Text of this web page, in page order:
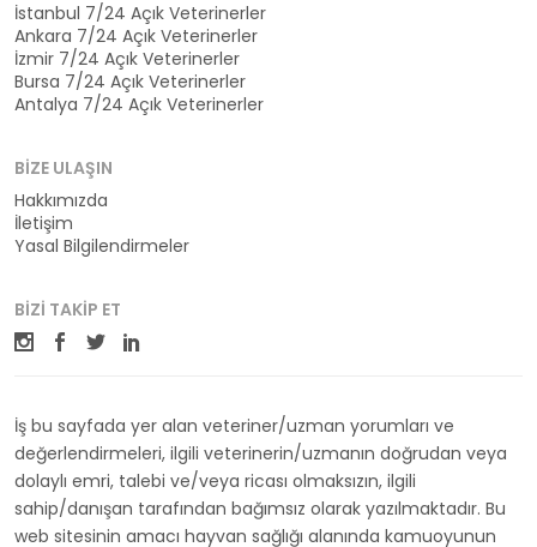
İstanbul 7/24 Açık Veterinerler
Ankara 7/24 Açık Veterinerler
İzmir 7/24 Açık Veterinerler
Bursa 7/24 Açık Veterinerler
Antalya 7/24 Açık Veterinerler
BIZE ULAŞIN
Hakkımızda
İletişim
Yasal Bilgilendirmeler
BIZI TAKIP ET
İş bu sayfada yer alan veteriner/uzman yorumları ve
değerlendirmeleri, ilgili veterinerin/uzmanın doğrudan veya
dolaylı emri, talebi ve/veya ricası olmaksızın, ilgili
sahip/danışan tarafından bağımsız olarak yazılmaktadır. Bu
web sitesinin amacı hayvan sağlığı alanında kamuoyunun